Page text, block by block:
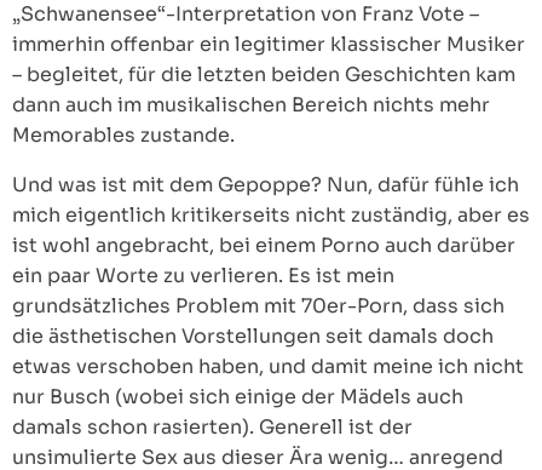
„Schwanensee“-Interpretation von Franz Vote –
immerhin offenbar ein legitimer klassischer Musiker
– begleitet, für die letzten beiden Geschichten kam
dann auch im musikalischen Bereich nichts mehr
Memorables zustande.
Und was ist mit dem Gepoppe? Nun, dafür fühle ich
mich eigentlich kritikerseits nicht zuständig, aber es
ist wohl angebracht, bei einem Porno auch darüber
ein paar Worte zu verlieren. Es ist mein
grundsätzliches Problem mit 70er-Porn, dass sich
die ästhetischen Vorstellungen seit damals doch
etwas verschoben haben, und damit meine ich nicht
nur Busch (wobei sich einige der Mädels auch
damals schon rasierten). Generell ist der
unsimulierte Sex aus dieser Ära wenig… anregend